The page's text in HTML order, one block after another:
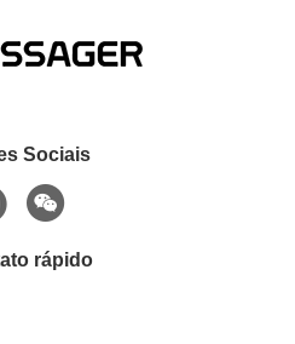
Sociais
rápido